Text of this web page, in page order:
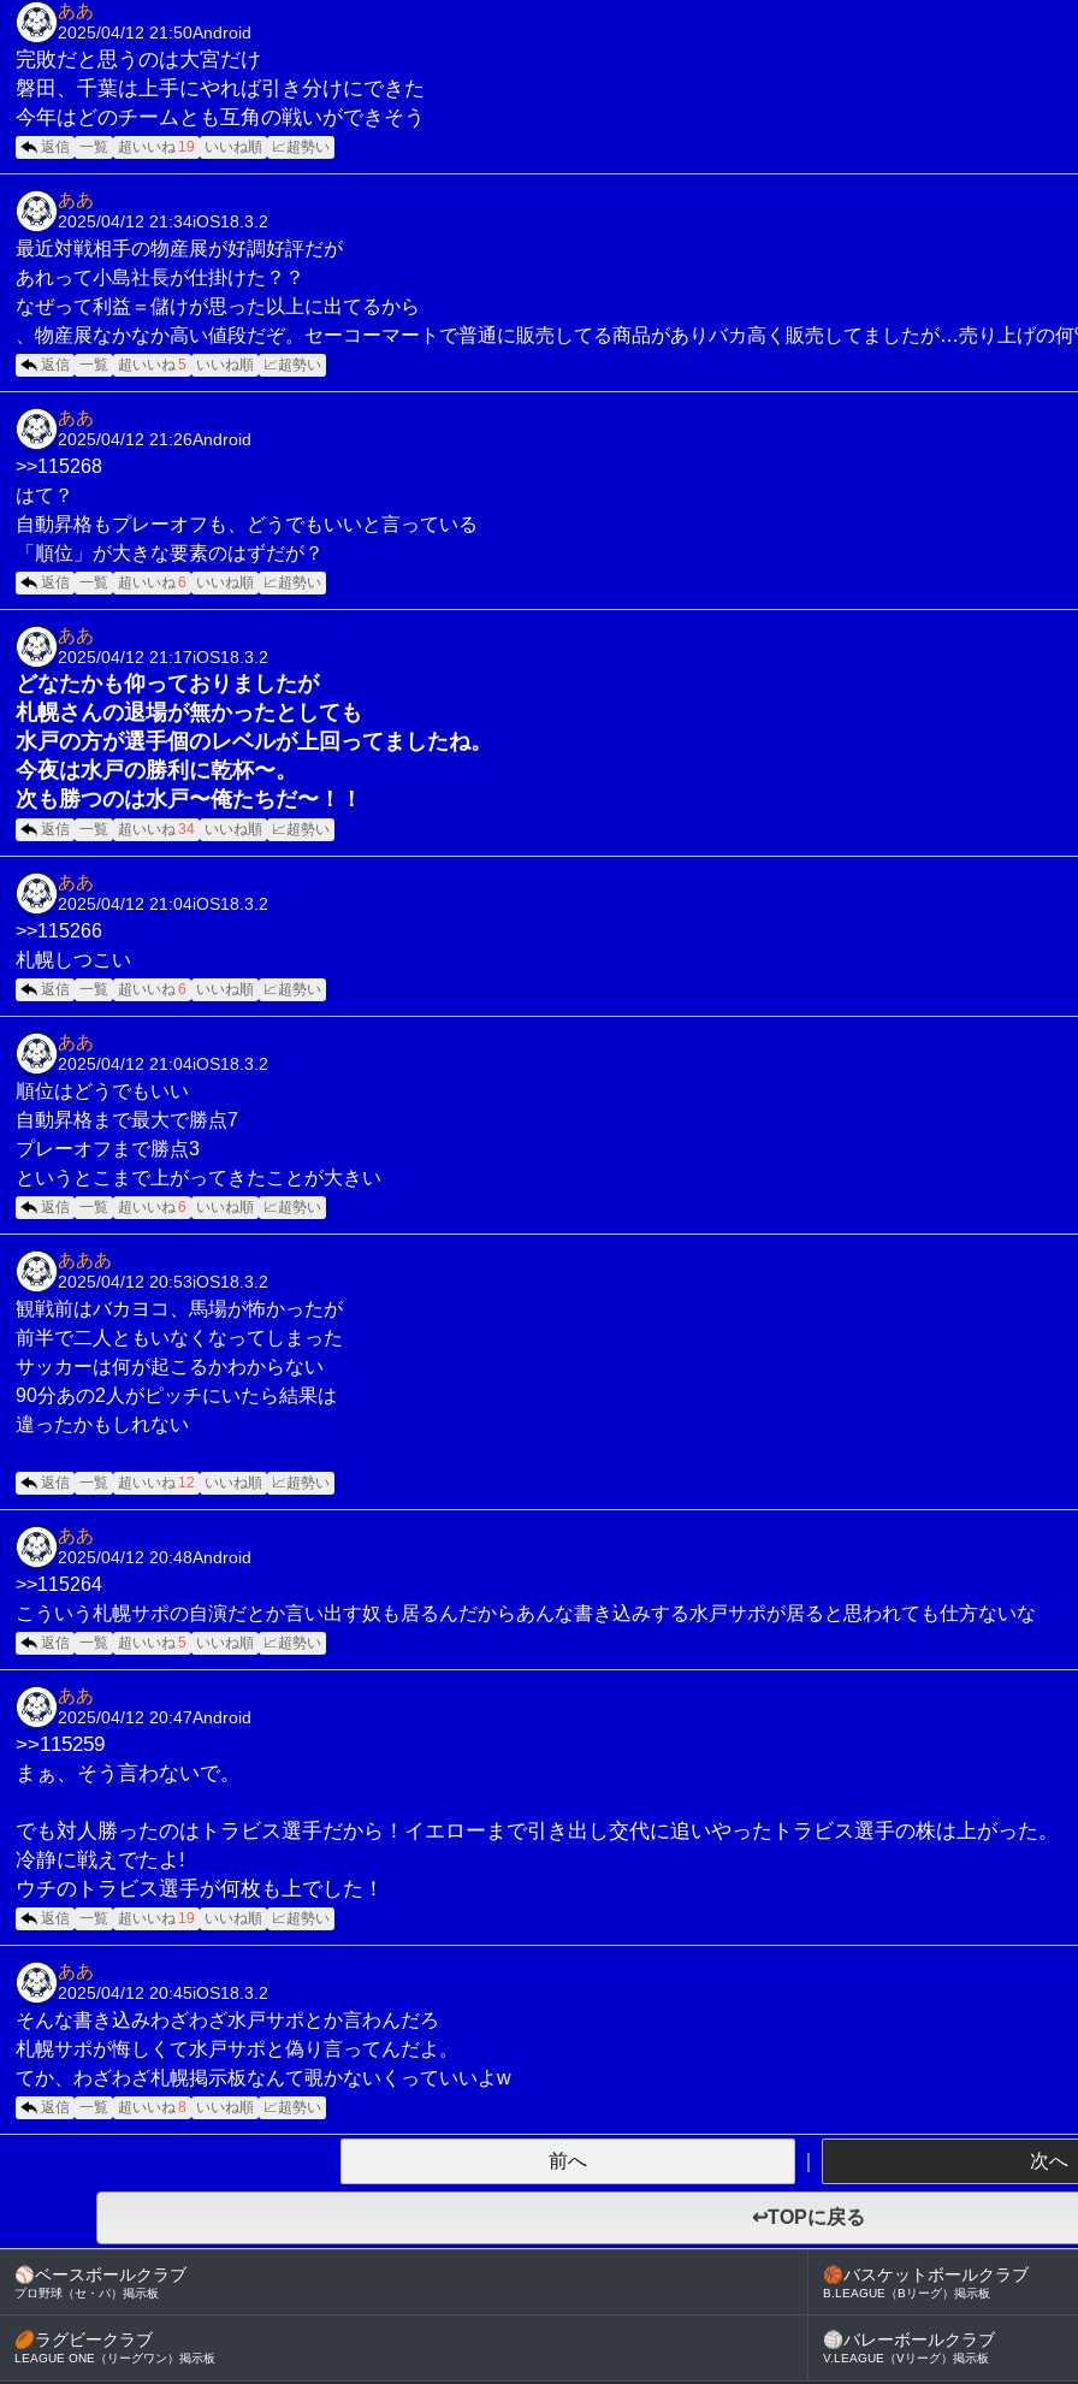
ああ
2025/04/12 21:50Android
完敗だと思うのは大宮だけ
磐田、千葉は上手にやれば引き分けにできた
今年はどのチームとも互角の戦いができそう
返信 一覧 超いいね 19 いいね順 📈超勢い
ああ
2025/04/12 21:34iOS18.3.2
最近対戦相手の物産展が好調好評だが
あれって小島社長が仕掛けた？？
なぜって利益＝儲けが思った以上に出てるから
、物産展なかなか高い値段だぞ。セーコーマートで普通に販売してる商品がありバカ高く販売してましたが…売り上げの
返信 一覧 超いいね 5 いいね順 📈超勢い
ああ
2025/04/12 21:26Android
>>115268
はて？
自動昇格もプレーオフも、どうでもいいと言っている
「順位」が大きな要素のはずだが？
返信 一覧 超いいね 6 いいね順 📈超勢い
ああ
2025/04/12 21:17iOS18.3.2
どなたかも仰っておりましたが
札幌さんの退場が無かったとしても
水戸の方が選手個のレベルが上回ってましたね。
今夜は水戸の勝利に乾杯〜。
次も勝つのは水戸〜俺たちだ〜！！
返信 一覧 超いいね 34 いいね順 📈超勢い
ああ
2025/04/12 21:04iOS18.3.2
>>115266
札幌しつこい
返信 一覧 超いいね 6 いいね順 📈超勢い
ああ
2025/04/12 21:04iOS18.3.2
順位はどうでもいい
自動昇格まで最大で勝点7
プレーオフまで勝点3
というとこまで上がってきたことが大きい
返信 一覧 超いいね 6 いいね順 📈超勢い
あああ
2025/04/12 20:53iOS18.3.2
観戦前はバカヨコ、馬場が怖かったが
前半で二人ともいなくなってしまった
サッカーは何が起こるかわからない
90分あの2人がピッチにいたら結果は
違ったかもしれない
返信 一覧 超いいね 12 いいね順 📈超勢い
ああ
2025/04/12 20:48Android
>>115264
こういう札幌サポの自演だとか言い出す奴も居るんだからあんな書き込みする水戸サポが居ると思われても仕方ないな
返信 一覧 超いいね 5 いいね順 📈超勢い
ああ
2025/04/12 20:47Android
>>115259
まぁ、そう言わないで。
でも対人勝ったのはトラビス選手だから！イエローまで引き出し交代に追いやったトラビス選手の株は上がった。
冷静に戦えでたよ!
ウチのトラビス選手が何枚も上でした！
返信 一覧 超いいね 19 いいね順 📈超勢い
ああ
2025/04/12 20:45iOS18.3.2
そんな書き込みわざわざ水戸サポとか言わんだろ
札幌サポが悔しくて水戸サポと偽り言ってんだよ。
てか、わざわざ札幌掲示板なんて覗かないくっていいよw
返信 一覧 超いいね 8 いいね順 📈超勢い
前へ 次へ
↩TOPに戻る
⚾ベースボールクラブ
プロ野球（セ・パ）掲示板
🏀バスケットボールクラブ
B.LEAGUE（Bリーグ）掲示板
🏉ラグビークラブ
LEAGUE ONE（リーグワン）掲示板
🏐バレーボールクラブ
V.LEAGUE（Vリーグ）掲示板